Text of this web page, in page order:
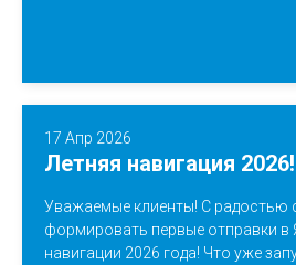
17 Апр 2026
Летняя навигация 2026!
Уважаемые клиенты! С радостью
формировать первые отправки в
навигации 2026 года! Что уже